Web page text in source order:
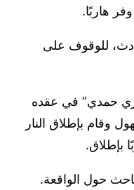
هاربًا.
للوقوف على
حمدي” في عقده
وقام بإطلاق النار
بإطلاق.
حول الواقعة.